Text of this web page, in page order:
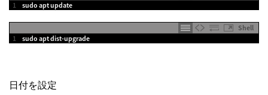
1
sudo apt update
Shell
1
sudo apt dist-upgrade
日付を設定